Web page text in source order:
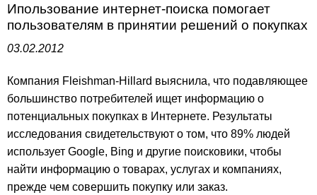
Ипользование интернет-поиска помогает
пользователям в принятии решений о покупках
03.02.2012
Компания Fleishman-Hillard выяснила, что подавляющее
большинство потребителей ищет информацию о
потенциальных покупках в Интернете. Результаты
исследования свидетельствуют о том, что 89% людей
использует Google, Bing и другие поисковики, чтобы
найти информацию о товарах, услугах и компаниях,
прежде чем совершить покупку или заказ.